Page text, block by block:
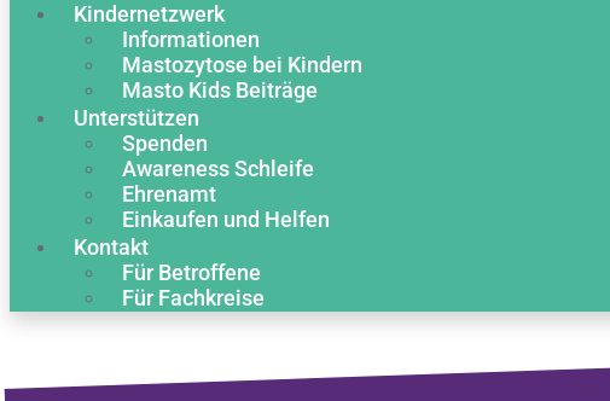
Kindernetzwerk
Informationen
Mastozytose bei Kindern
Masto Kids Beiträge
Unterstützen
Spenden
Awareness Schleife
Ehrenamt
Einkaufen und Helfen
Kontakt
Für Betroffene
Für Fachkreise